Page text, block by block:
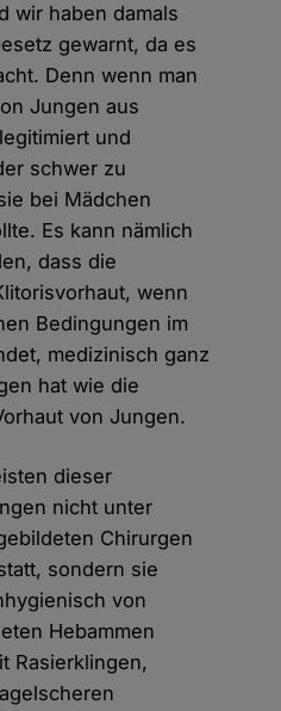
wir haben damals
gewarnt, da es
Denn wenn man
Jungen aus
und
schwer zu
bei Mädchen
Es kann nämlich
dass die
wenn
Bedingungen im
medizinisch ganz
hat wie die
von Jungen.
dieser
nicht unter
Chirurgen
sondern sie
von
Hebammen
Rasierklingen,